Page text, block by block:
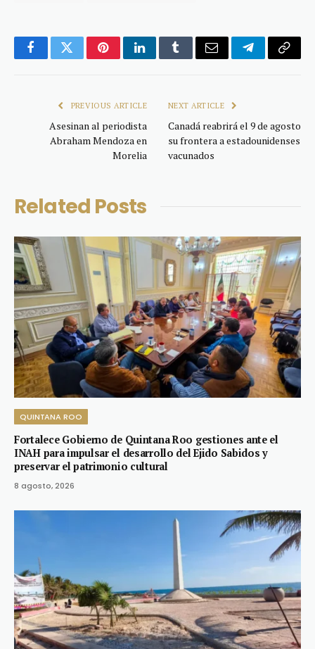
FacebookTwitterPinterestLinkedInTumblrEmail TelegramCopy
PREVIOUS ARTICLE
Asesinan al periodista
Abraham Mendoza en
Morelia
NEXT ARTICLE
Canadá reabrirá el 9 de agosto
su frontera a estadounidenses
vacunados
Related Posts
QUINTANA ROO
Fortalece Gobierno de Quintana Roo gestiones ante el
INAH para impulsar el desarrollo del Ejido Sabidos y
preservar el patrimonio cultural
8 agosto, 2026